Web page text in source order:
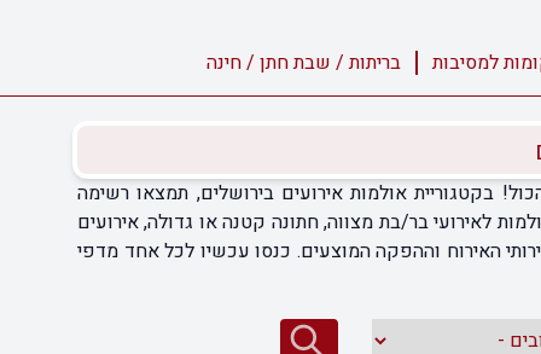
למסיבות בריתות / שבת חתן / חינה
בקטגוריית אולמות אירועים בירושלים, תמצאו רשימה
לאירועי בר/בת מצווה, חתונה קטנה או גדולה, אירועים
האירוח וההפקה המוצעים. כנסו עכשיו לכל אחד מדפי